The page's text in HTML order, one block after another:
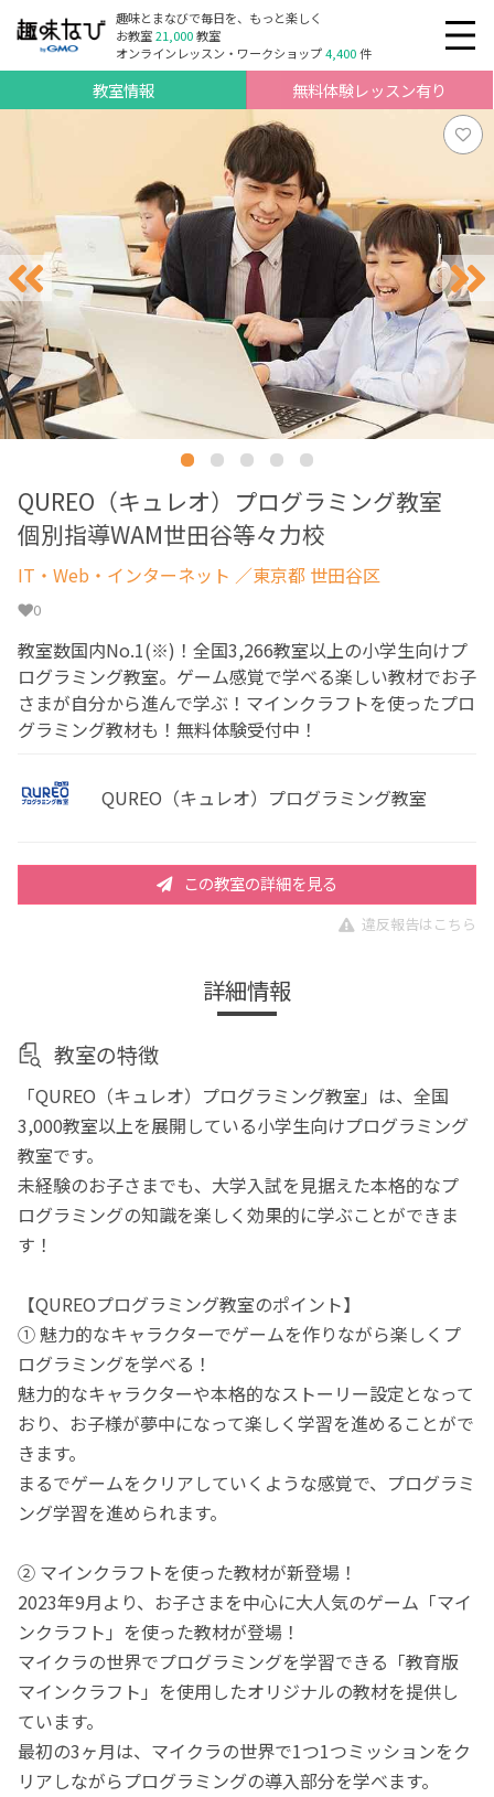
趣味とまなびで毎日を、もっと楽しく
お教室21,000教室
オンラインレッスン・ワークショップ4,400件
教室情報 無料体験レッスン有り
QUREO（キュレオ）プログラミング教室
個別指導WAM世田谷等々力校
IT・Web・インターネット ／東京都 世田谷区
0
教室数国内No.1(※)！全国3,266教室以上の小学生向けプ
ログラミング教室。ゲーム感覚で学べる楽しい教材でお子
さまが自分から進んで学ぶ！マインクラフトを使ったプロ
グラミング教材も！無料体験受付中！
QUREO（キュレオ）プログラミング教室
この教室の詳細を見る
違反報告はこちら
詳細情報
教室の特徴
「QUREO（キュレオ）プログラミング教室」は、全国
3,000教室以上を展開している小学生向けプログラミング
教室です。
未経験のお子さまでも、大学入試を見据えた本格的なプ
ログラミングの知識を楽しく効果的に学ぶことができま
す！
【QUREOプログラミング教室のポイント】
① 魅力的なキャラクターでゲームを作りながら楽しくプ
ログラミングを学べる！
魅力的なキャラクターや本格的なストーリー設定となって
おり、お子様が夢中になって楽しく学習を進めることがで
きます。
まるでゲームをクリアしていくような感覚で、プログラミ
ング学習を進められます。
② マインクラフトを使った教材が新登場！
2023年9月より、お子さまを中心に大人気のゲーム「マイ
ンクラフト」を使った教材が登場！
マイクラの世界でプログラミングを学習できる「教育版
マインクラフト」を使用したオリジナルの教材を提供し
ています。
最初の3ヶ月は、マイクラの世界で1つ1つミッションをク
リアしながらプログラミングの導入部分を学べます。